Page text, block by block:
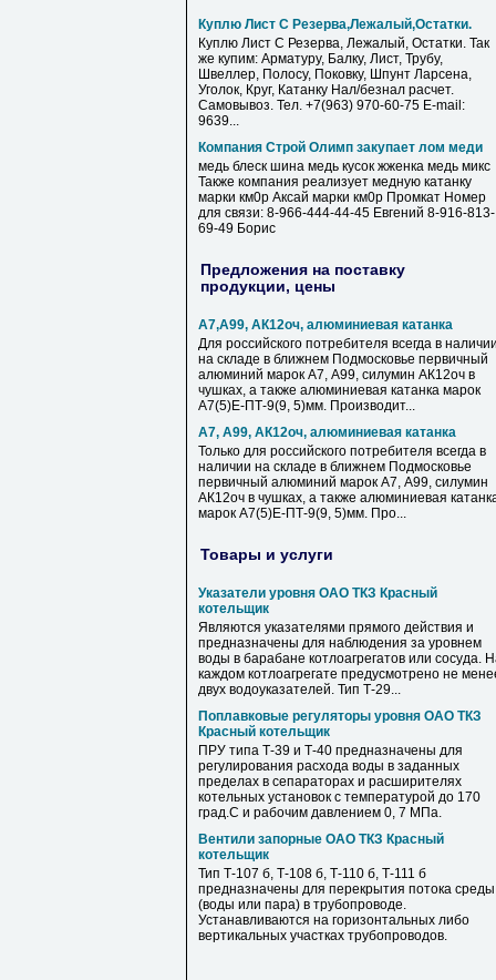
Куплю Лист С Резерва,Лежалый,Остатки.
Куплю Лист С Резерва, Лежалый, Остатки. Так
же купим: Арматуру, Балку, Лист, Трубу,
Швеллер, Полосу, Поковку, Шпунт Ларсена,
Уголок, Круг, Катанку Нал/безнал расчет.
Самовывоз. Тел. +7(963) 970-60-75 Е-mail:
9639...
Компания Строй Олимп закупает лом меди
медь блеск шина медь кусок жженка медь микс
Также компания реализует медную катанку
марки км0р Аксай марки км0р Промкат Номер
для связи: 8-966-444-44-45 Евгений 8-916-813-
69-49 Борис
Предложения на поставку
продукции, цены
А7,А99, АК12оч, алюминиевая катанка
Для российского потребителя всегда в
на складе в ближнем Подмосковье первичный
алюминий марок А7, А99, силумин АК12оч в
чушках, а также алюминиевая катанка марок
А7(5)Е-ПТ-9(9, 5)мм. Производит...
А7, А99, АК12оч, алюминиевая катанка
Только для российского потребителя всегда в
наличии на складе в ближнем Подмосковье
первичный алюминий марок А7, А99, силумин
АК12оч в чушках, а также алюминиевая
марок А7(5)Е-ПТ-9(9, 5)мм. Про...
Товары и услуги
Указатели уровня ОАО ТКЗ Красный
котельщик
Являются указателями прямого действия и
предназначены для наблюдения за уровнем
воды в барабане котлоагрегатов или сосуда.
каждом котлоагрегате предусмотрено не
двух водоуказателей. Тип Т-29...
Поплавковые регуляторы уровня ОАО ТКЗ
Красный котельщик
ПРУ типа Т-39 и Т-40 предназначены для
регулирования расхода воды в заданных
пределах в сепараторах и расширителях
котельных установок с температурой до 170
град.С и рабочим давлением 0, 7 МПа.
Вентили запорные ОАО ТКЗ Красный
котельщик
Тип Т-107 б, Т-108 б, Т-110 б, Т-111 б
предназначены для перекрытия потока среды
(воды или пара) в трубопроводе.
Устанавливаются на горизонтальных либо
вертикальных участках трубопроводов.